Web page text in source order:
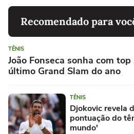
Recomendado para
TÊNIS
João Fonseca sonha com
último Grand Slam do ano
TÊNIS
Djokovic revela
pontuação do
mundo'